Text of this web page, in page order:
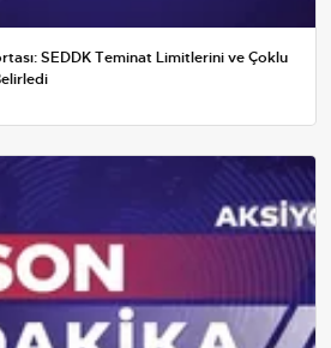
SEDDK Teminat Limitlerini ve Çoklu